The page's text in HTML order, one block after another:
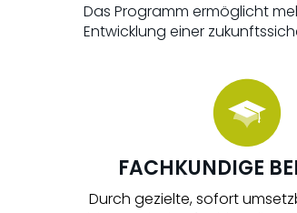
Das Programm ermöglicht
Entwicklung einer
FACHKUNDIGE
Durch gezielte, sofort